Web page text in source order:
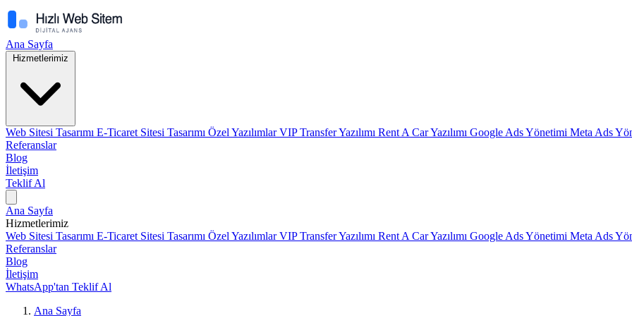
Ana Sayfa
Hizmetlerimiz
Web Sitesi Tasarımı E-Ticaret Sitesi Tasarımı Özel YazılımlarVIP Transfer Yazılımı Rent A Car Yazılımı Google Ads Yönetimi Meta Ads
Referanslar
Blog
İletişim
Teklif Al
Ana Sayfa
Hizmetlerimiz
Web Sitesi Tasarımı E-Ticaret Sitesi Tasarımı Özel YazılımlarVIP Transfer Yazılımı Rent A Car Yazılımı Google Ads Yönetimi Meta Ads
Referanslar
Blog
İletişim
WhatsApp'tan Teklif Al
Ana Sayfa